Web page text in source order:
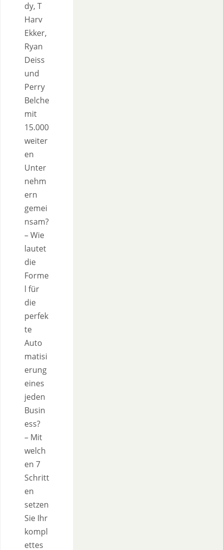
dy, T
Harv
Ekker,
Ryan
Deiss
und
Perry
Belche
mit
15.000
weiter
en
Unter
nehm
ern
gemei
nsam?
– Wie
lautet
die
Forme
l für
die
perfek
te
Auto
matisi
erung
eines
jeden
Busin
ess?
– Mit
welch
en 7
Schritt
en
setzen
Sie Ihr
kompl
ettes